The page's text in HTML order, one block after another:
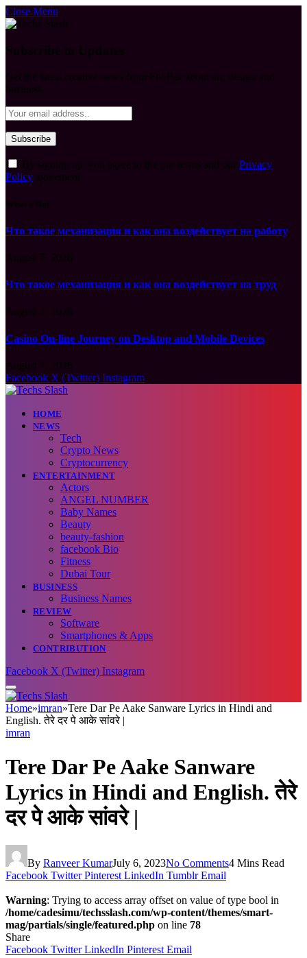
Close Menu
Privacy
Policy
Что такое механизация и как она воздействует на работу
Что такое механизация и как она воздействует на труд
Casino On-line Journey on Desktop and Mobile Devices
Facebook X (Twitter) Instagram
HOME
NEWS
Tech
Crypto News
Cryptocurrency
ENTERTAINMENT
Actors
ANGEL NUMBER
Baby Names
Beauty
beauty-fashion
facebook Bio
Fitness
Dubai Tour
BUSINESS
Business Names
REVIEW
Software
Smartphones & Apps
CONTRIBUTION
Facebook X (Twitter) Instagram
Home»imran»Tere Dar Pe Aake Sanware Lyrics in Hindi and
English. तेरे दर पे आके सांवरे |
imran
Tere Dar Pe Aake Sanware
Lyrics in Hindi and English. तेरे
दर पे आके सांवरे |
By Ranveer KumarJuly 6, 2023No Comments4 Mins Read
Facebook Twitter Pinterest LinkedIn Tumblr Email
Warning: Trying to access array offset on value of type bool in
/home/cadesimu/techsslash.com/wp-content/themes/smart-
mag/partials/single/featured.php on line 78
Share
Facebook Twitter LinkedIn Pinterest Email